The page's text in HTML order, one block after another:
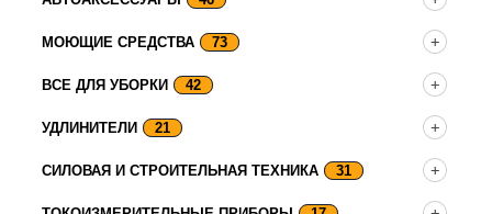
МОЮЩИЕ СРЕДСТВА 73
ВСЕ ДЛЯ УБОРКИ 42
УДЛИНИТЕЛИ 21
СИЛОВАЯ И СТРОИТЕЛЬНАЯ ТЕХНИКА 31